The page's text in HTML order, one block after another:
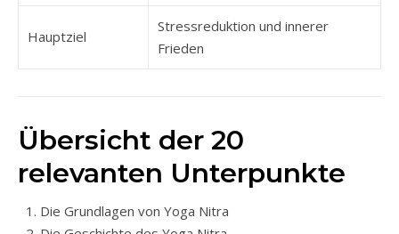
Hauptziel
Stressreduktion und innerer
Frieden
Übersicht der 20
relevanten Unterpunkte
Die Grundlagen von Yoga Nitra